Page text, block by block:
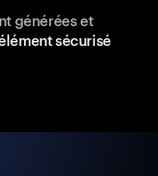
générées et
sécurisé